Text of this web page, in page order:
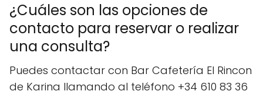
¿Cuáles son las opciones de
contacto para reservar o realizar
una consulta?
Puedes contactar con Bar Cafetería El Rincon
de Karina llamando al teléfono +34 610 83 36